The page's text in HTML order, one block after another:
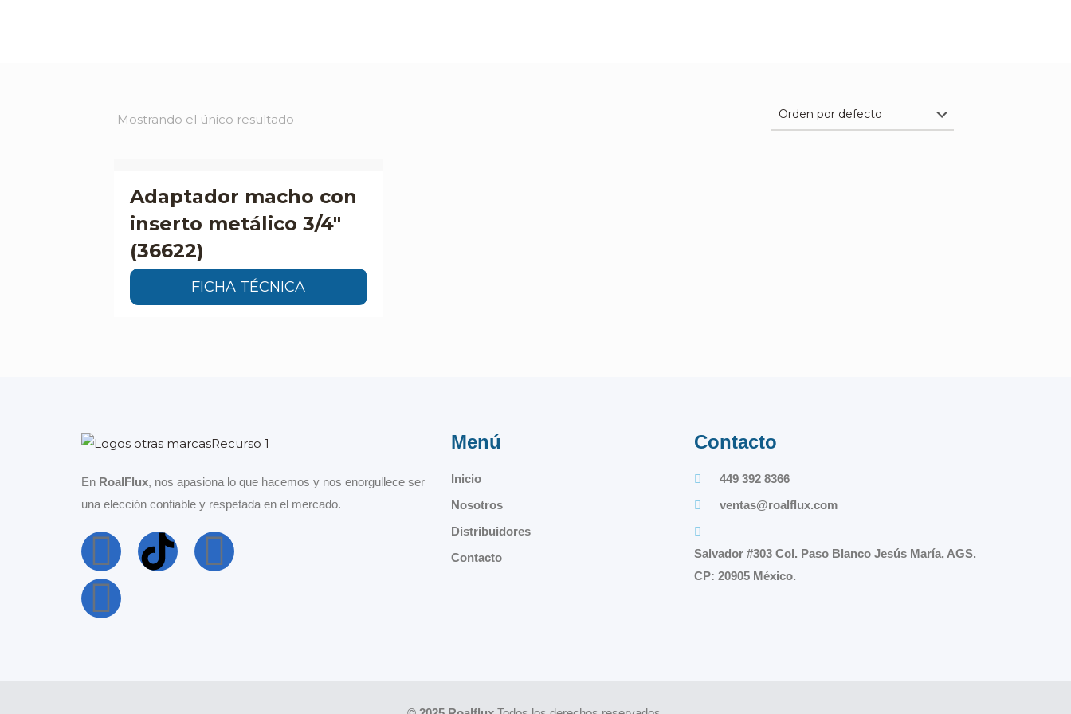
Mostrando el único resultado
Adaptador macho con
inserto metálico 3/4″
(36622)
FICHA TÉCNICA
En RoalFlux, nos apasiona lo que hacemos y nos enorgullece ser
una elección confiable y respetada en el mercado.
Menú
Inicio
Nosotros
Distribuidores
Contacto
Contacto
449 392 8366
ventas@roalflux.com
Salvador #303 Col. Paso Blanco Jesús María, AGS.
CP: 20905 México.